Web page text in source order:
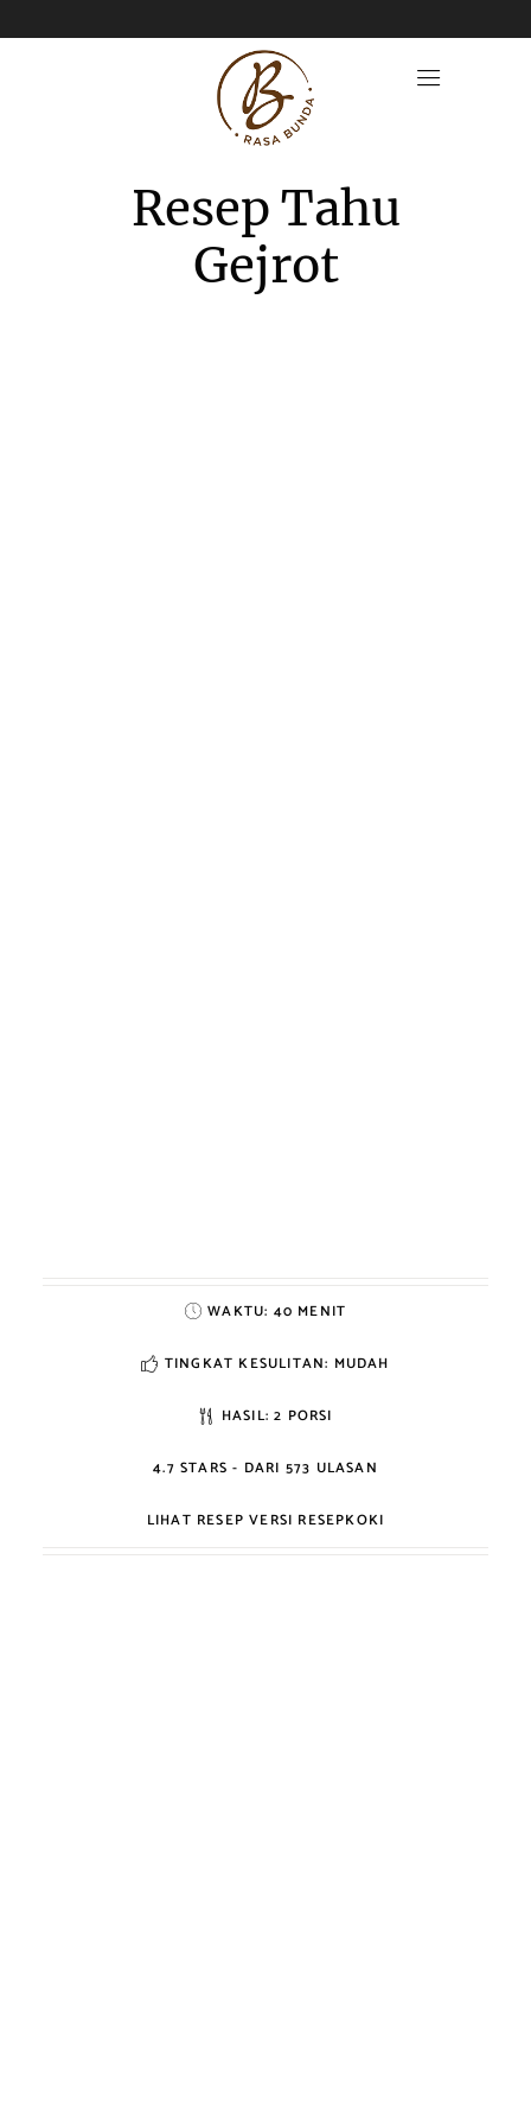
Resep Tahu
Gejrot
WAKTU: 40 MENIT
TINGKAT KESULITAN: MUDAH
HASIL: 2 PORSI
4.7 STARS - DARI 573 ULASAN
LIHAT RESEP VERSI RESEPKOKI